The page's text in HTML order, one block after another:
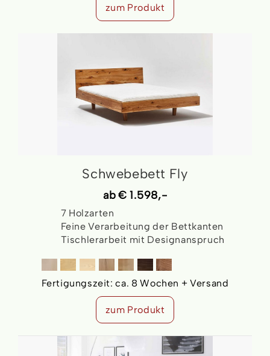
zum Produkt
Schwebebett Fly
ab€ 1.598,-
7 Holzarten
Feine Verarbeitung der Bettkanten
Tischlerarbeit mit Designanspruch
Fertigungszeit:ca. 8 Wochen + Versand
zum Produkt